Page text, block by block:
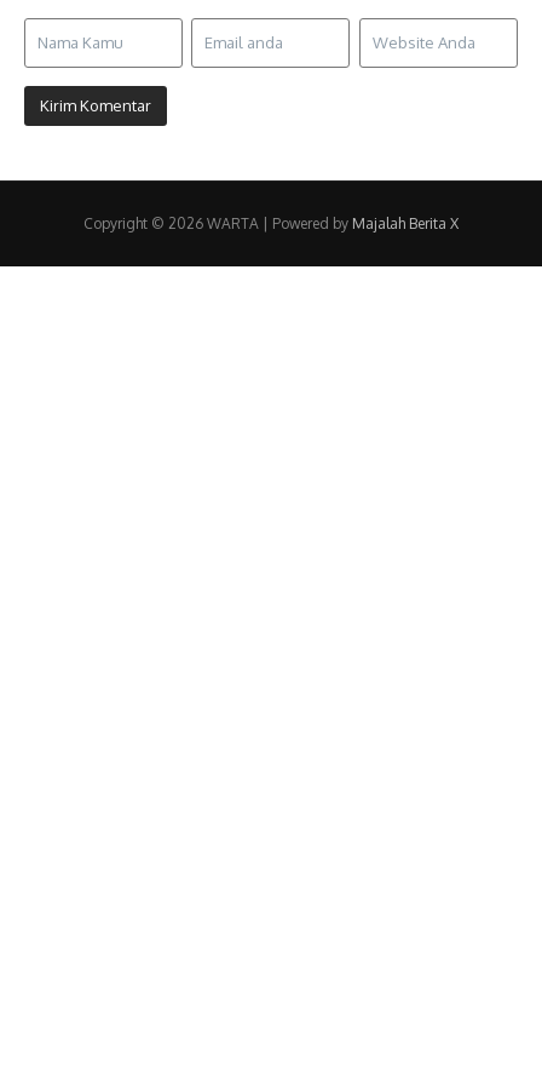
Copyright © 2026 WARTA | Powered by Majalah Berita X